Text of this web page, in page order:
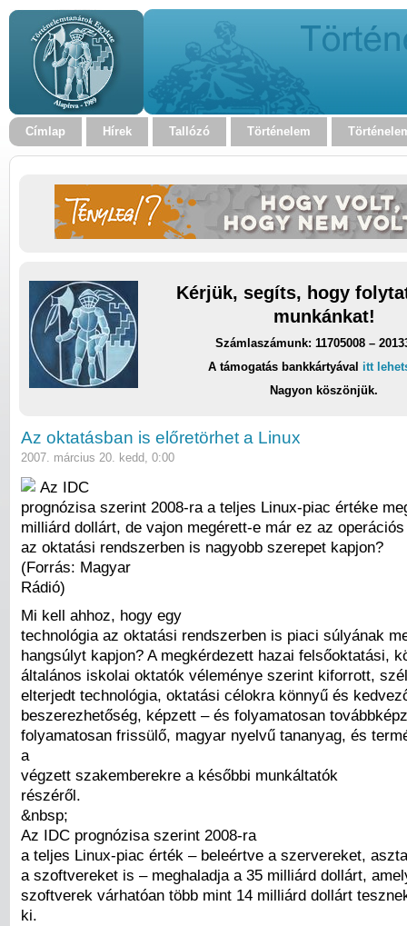
Címlap Hírek Tallózó Történelem
Kérjük, segíts, hogy
munkánkat!
Számlaszámunk: 11705008 –
A támogatás bankkártyával itt
Nagyon köszönjük.
Az oktatásban is előretörhet a Linux
2007. március 20. kedd, 0:00
Az IDC
prognózisa szerint 2008-ra a teljes Linux-piac értéke
milliárd dollárt, de vajon megérett-e már ez az
az oktatási rendszerben is nagyobb szerepet kapjon?
(Forrás: Magyar
Rádió)
Mi kell ahhoz, hogy egy
technológia az oktatási rendszerben is piaci súlyának
hangsúlyt kapjon? A megkérdezett hazai felsőoktatási,
általános iskolai oktatók véleménye szerint kiforrott,
elterjedt technológia, oktatási célokra könnyű és
beszerezhetőség, képzett – és folyamatosan
folyamatosan frissülő, magyar nyelvű tananyag, és
a
végzett szakemberekre a későbbi munkáltatók
részéről.
&nbsp;
Az IDC prognózisa szerint 2008-ra
a teljes Linux-piac érték – beleértve a szervereket,
a szoftvereket is – meghaladja a 35 milliárd dollárt,
szoftverek várhatóan több mint 14 milliárd dollárt
ki.